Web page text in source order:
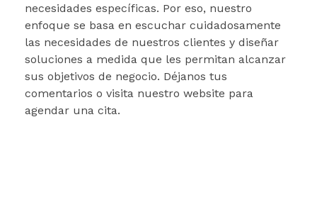
necesidades específicas. Por eso, nuestro
enfoque se basa en escuchar cuidadosamente
las necesidades de nuestros clientes y diseñar
soluciones a medida que les permitan alcanzar
sus objetivos de negocio. Déjanos tus
comentarios o visita nuestro website para
agendar una cita.